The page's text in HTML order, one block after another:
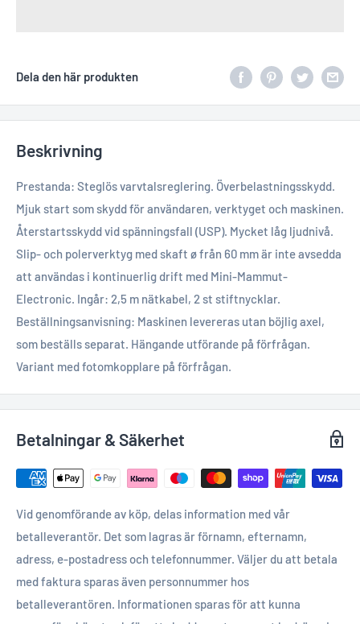
Dela den här produkten
Beskrivning
Prestanda: Steglös varvtalsreglering. Överbelastningsskydd.
Mjuk start som skydd för användaren, verktyget och maskinen.
Återstartsskydd vid spänningsfall (USP). Mycket låg ljudnivå.
Slip- och polerverktyg med skaft ø från 60 mm är inte avsedda
att användas i kontinuerlig drift med Mini-Mammut-
Electronic. Ingår: 2,5 m nätkabel, 2 st stiftnycklar.
Beställningsanvisning: Maskinen levereras utan böjlig axel,
som beställs separat. Hängande utförande på förfrågan.
Variant med fotomkopplare på förfrågan.
Betalningar & Säkerhet
Vid genomförande av köp, delas information med vår
betalleverantör. Det som lagras är förnamn, efternamn,
adress, e-postadress och telefonnummer. Väljer du att betala
med faktura sparas även personnummer hos
betalleverantören. Informationen sparas för att kunna